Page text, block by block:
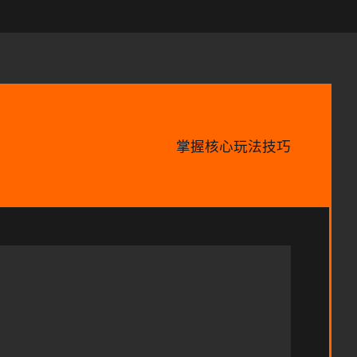
掌握核心玩法技巧